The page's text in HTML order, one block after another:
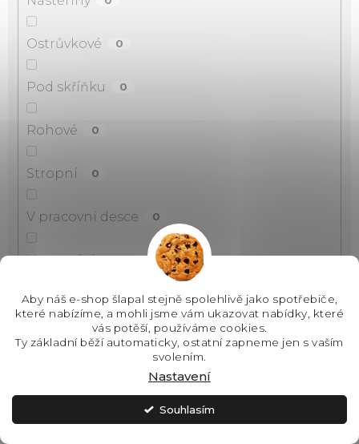
Aby náš e-shop šlapal stejně spolehlivě jako spotřebiče,
které nabízíme, a mohli jsme vám ukazovat nabídky, které
vás potěší, používáme cookies.
Ty základní běží automaticky, ostatní zapneme jen s vaším
svolením.
Nastavení
Souhlasím
Ostrůvkové 0
Pod skříňku 0
Rohové 0
Stropní 0
V pracovní desce 0
Ve varné desce 0
Vestavné 0
Na zeď 1